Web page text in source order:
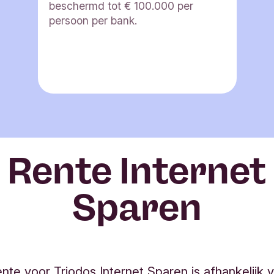
beschermd tot € 100.000 per
persoon per bank.
Rente Internet
Sparen